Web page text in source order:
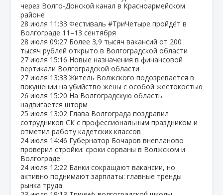
через Волго‑Донской канал в Красноармейском
районе
28 июля 11:33 Фестиваль #ТриЧетыре пройдёт в
Волгограде 11–13 сентября
28 июля 09:27 Более 3,9 тысяч вакансий от 200
тысяч рублей открыто в Волгоградской области
27 июля 15:16 Новые назначения в финансовой
вертикали Волгоградской области
27 июля 13:33 Житель Волжского подозревается в
покушении на убийство жены с особой жестокостью
26 июля 15:20 На Волгоградскую область
надвигается шторм
25 июля 13:02 Глава Волгограда поздравил
сотрудников СК с профессиональным праздником и
отметил работу кадетских классов
24 июля 14:46 Губернатор Бочаров внепланово
проверил стройки: сроки сорваны в Волжском и
Волгограде
24 июля 12:22 Банки сокращают вакансии, но
активно поднимают зарплаты: главные тренды
рынка труда